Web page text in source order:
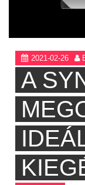
2021-02-26
A